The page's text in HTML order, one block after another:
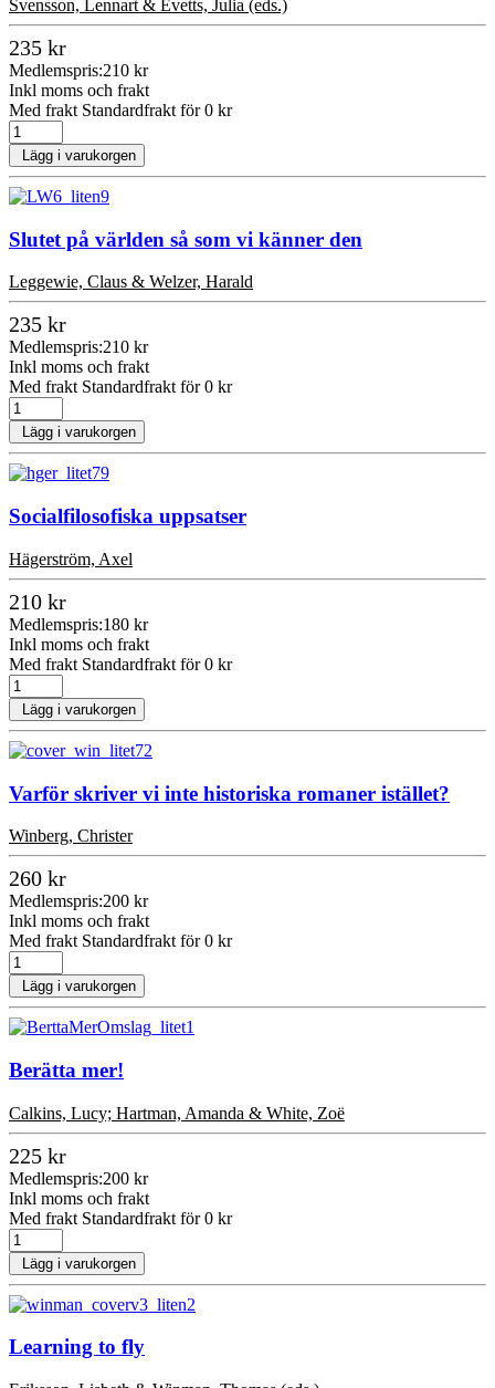
Svensson, Lennart & Evetts, Julia (eds.)
235 kr
Medlemspris:210 kr
Inkl moms och frakt
Med frakt Standardfrakt för 0 kr
Lägg i varukorgen
Slutet på världen så som vi känner den
Leggewie, Claus & Welzer, Harald
235 kr
Medlemspris:210 kr
Inkl moms och frakt
Med frakt Standardfrakt för 0 kr
Lägg i varukorgen
Socialfilosofiska uppsatser
Hägerström, Axel
210 kr
Medlemspris:180 kr
Inkl moms och frakt
Med frakt Standardfrakt för 0 kr
Lägg i varukorgen
Varför skriver vi inte historiska romaner istället?
Winberg, Christer
260 kr
Medlemspris:200 kr
Inkl moms och frakt
Med frakt Standardfrakt för 0 kr
Lägg i varukorgen
Berätta mer!
Calkins, Lucy; Hartman, Amanda & White, Zoë
225 kr
Medlemspris:200 kr
Inkl moms och frakt
Med frakt Standardfrakt för 0 kr
Lägg i varukorgen
Learning to fly